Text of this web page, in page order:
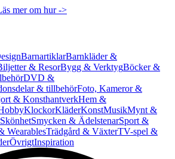
mer om hur ->
BarnartiklarBarnkläder &
& ResorBygg & VerktygBöcker &
DVD &
& tillbehörFoto, Kameror &
& KonsthantverkHem &
KlockorKläderKonstMusikMynt &
SkönhetSmycken & ÄdelstenarSport &
WearablesTrädgård & VäxterTV-spel &
ÖvrigtInspiration